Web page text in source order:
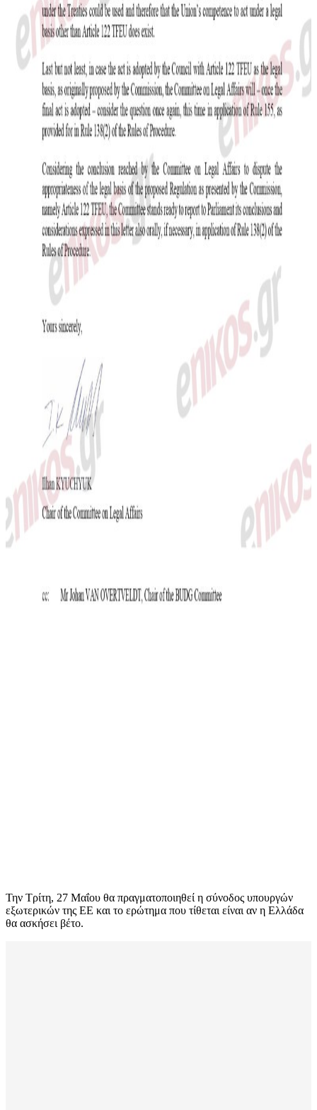
Την Τρίτη, 27 Μαΐου θα πραγματοποιηθεί η σύνοδος υπουργών
εξωτερικών της ΕΕ και το ερώτημα που τίθεται είναι αν η Ελλάδα
θα ασκήσει βέτο.